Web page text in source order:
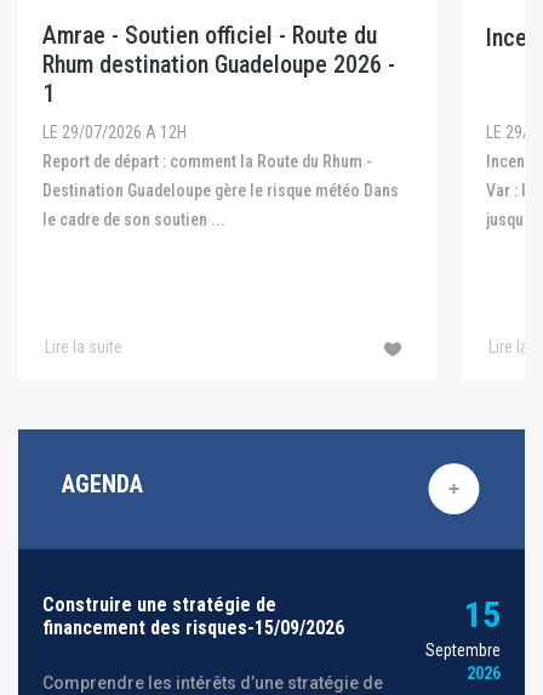
Amrae - Soutien officiel - Route du
Rhum destination Guadeloupe 2026 -
1
LE 29/07/2026 A 12H
Report de départ : comment la Route du Rhum -
Destination Guadeloupe gère le risque météo Dans
le cadre de son soutien ...
Lire la suite
LE 29/
Var : le
Lire la
AGENDA
Construire une stratégie de
financement des risques-15/09/2026
Comprendre les intérêts d’une stratégie de
15
Septembre
2026